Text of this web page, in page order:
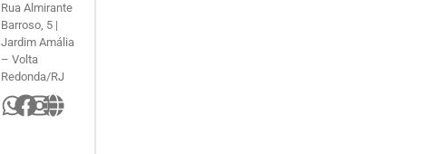
Rua Almirante
Barroso, 5 |
Jardim Amália
– Volta
Redonda/RJ